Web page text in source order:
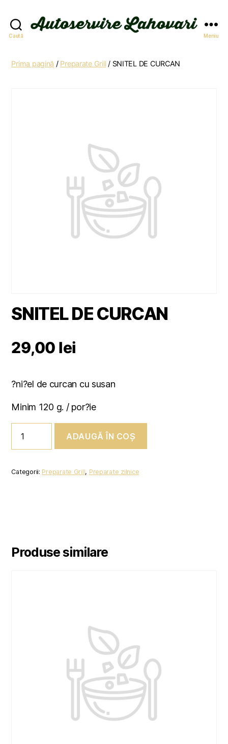
Caută Meniu
Prima pagină / Preparate Grill/ SNITEL DE CURCAN
SNITEL DE CURCAN
29,00 lei
?ni?el de curcan cu susan
Minim 120 g. / por?ie
SNITEL
DE
ADAUGĂ ÎN COȘ
Categorii: Preparate Grill, Preparate zilnice
Produse similare